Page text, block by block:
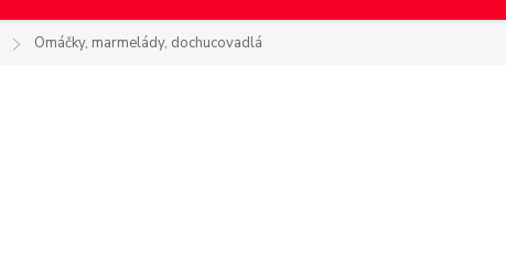
Omáčky, marmelády, dochucovadlá